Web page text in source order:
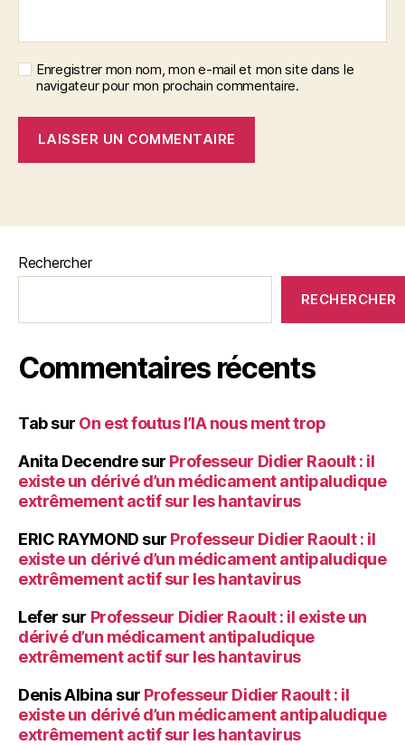
Enregistrer mon nom, mon e-mail et mon site dans le
navigateur pour mon prochain commentaire.
Rechercher
RECHERCHER
Commentaires récents
Tabsur On est foutus l’IA nous ment trop
Anita Decendresur Professeur Didier Raoult : il
existe un dérivé d’un médicament antipaludique
extrêmement actif sur les hantavirus
ERIC RAYMOND sur Professeur Didier Raoult : il
existe un dérivé d’un médicament antipaludique
extrêmement actif sur les hantavirus
Lefer sur Professeur Didier Raoult : il existe un
dérivé d’un médicament antipaludique
extrêmement actif sur les hantavirus
Denis Albina sur Professeur Didier Raoult : il
existe un dérivé d’un médicament antipaludique
extrêmement actif sur les hantavirus